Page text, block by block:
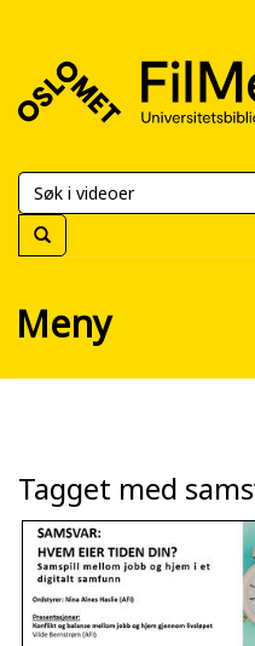
FilMet
Meny
Tagget med